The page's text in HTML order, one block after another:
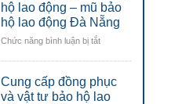
hộ lao động – mũ bảo
hộ lao động Đà Nẵng
Chức năng bình luận bị tắtở
biệt
chất
Cung cấp đồng phục
và vật tư bảo hộ lao